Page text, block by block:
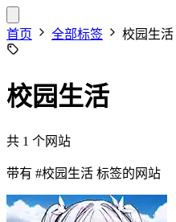
首页 全部标签 校园生活
校园生活
共 1 个网站
带有 #校园生活 标签的网站